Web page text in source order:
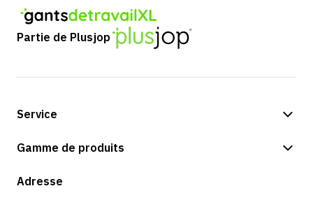
Partie de Plusjop
Service
Options de paiement
Retours et service
Gamme de produits
Boutique
Adresse